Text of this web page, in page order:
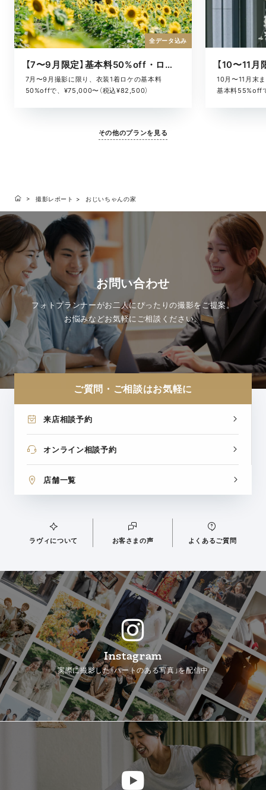
【7〜9月限定】基本料50%off・ロケキャンペーン
7月〜9月撮影に限り、衣装1着ロケの基本料
50%offで、¥75,000〜（税込¥82,500）
全データ込み
10月〜11月末
基本料55%off
その他のプランを見る
撮影レポート おじいちゃんの家
お問い合わせ
フォトプランナーがお二人にぴったりの撮影をご提案。
お悩みなどお気軽にご相談ください。
ご質問・ご相談はお気軽に
来店相談予約
オンライン相談予約
店舗一覧
ラヴィについて お客さまの声 よくあるご質問
Instagram
実際に撮影した「ハートのある写真」を配信中